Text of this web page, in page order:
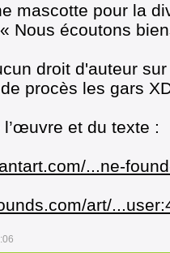
mascotte pour la
Nous écoutons
droit d'auteur
procès les gars
et du texte :
...ne-
art/